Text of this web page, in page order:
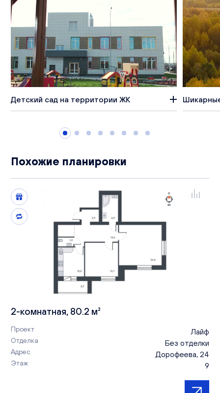
Детский сад на территории ЖК
Похожие планировки
2-комнатная, 80.2 м²
Проект Лайф
Отделка Без отделки
Адрес Дорофеева, 24
Этаж 9